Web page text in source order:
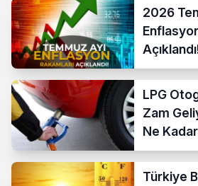
2026
LPG
Zam
Ne
Türkiye